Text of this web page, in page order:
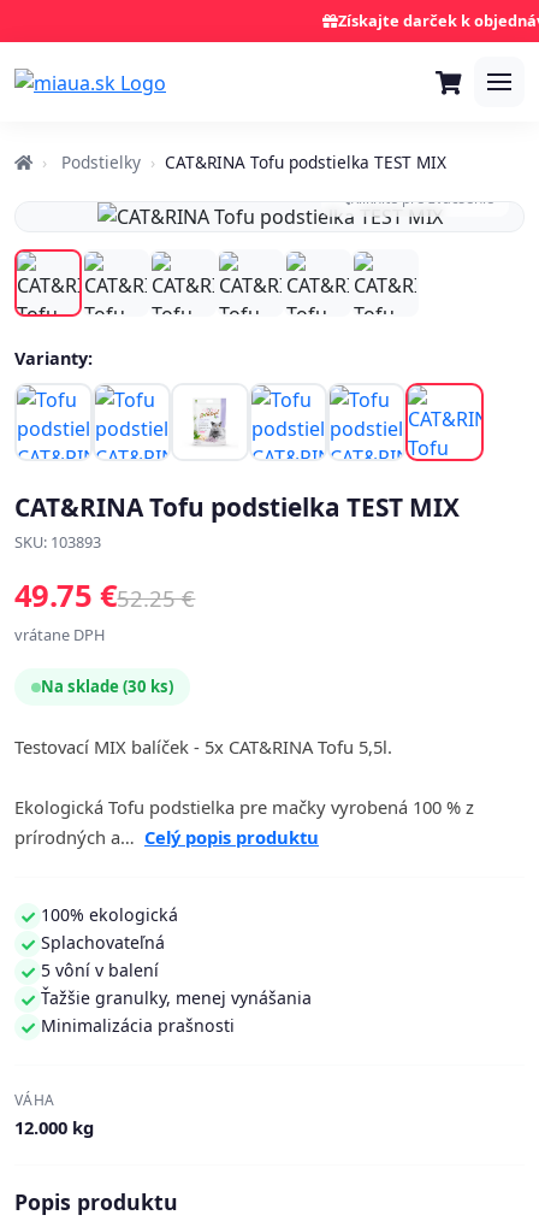
Získajte darček k
Podstielky CAT&RINA Tofu podstielka TEST MIX
Kliknite pre zväčšenie
Varianty:
CAT&RINA Tofu podstielka TEST MIX
SKU: 103893
49.75 €52.25 €
vrátane DPH
Na sklade (30 ks)
Testovací MIX balíček - 5x CAT&RINA Tofu 5,5l.
Ekologická Tofu podstielka pre mačky vyrobená 100 % z
prírodných a… Celý popis produktu
100% ekologická
Splachovateľná
5 vôní v balení
Ťažšie granulky, menej vynášania
Minimalizácia prašnosti
VÁHA
12.000 kg
Popis produktu